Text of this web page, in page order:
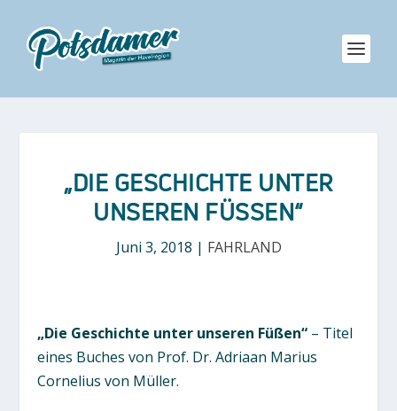
„DIE GESCHICHTE UNTER
UNSEREN FÜSSEN“
Juni 3, 2018 | FAHRLAND
„Die Geschichte unter unseren Füßen“ – Titel
eines Buches von Prof. Dr. Adriaan Marius
Cornelius von Müller.